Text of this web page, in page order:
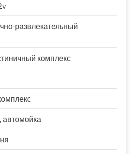
развлекательный
комплекс
автомойка